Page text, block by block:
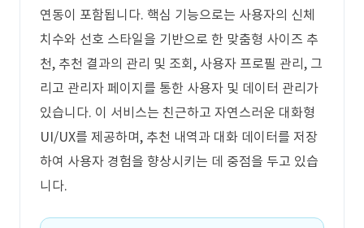
연동이 포함됩니다. 핵심 기능으로는 사용자의 신체
치수와 선호 스타일을 기반으로 한 맞춤형 사이즈 추
천, 추천 결과의 관리 및 조회, 사용자 프로필 관리, 그
리고 관리자 페이지를 통한 사용자 및 데이터 관리가
있습니다. 이 서비스는 친근하고 자연스러운 대화형
UI/UX를 제공하며, 추천 내역과 대화 데이터를 저장
하여 사용자 경험을 향상시키는 데 중점을 두고 있습
니다.